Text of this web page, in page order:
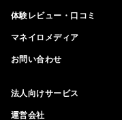
体験レビュー・口コミ
マネイロメディア
お問い合わせ
法人向けサービス
運営会社